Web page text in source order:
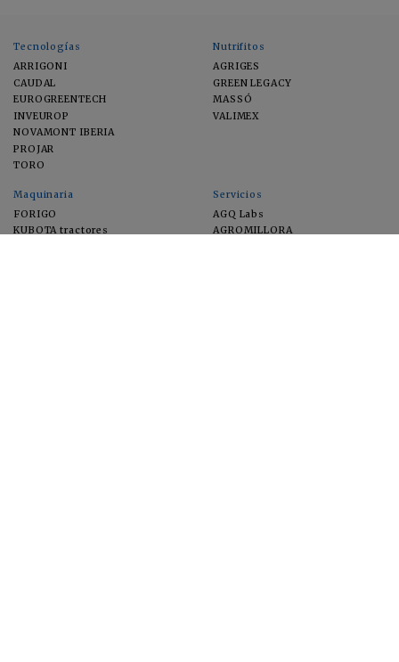
Tecnologías
ARRIGONI
CAUDAL
EUROGREENTECH
INVEUROP
NOVAMONT IBERIA
PROJAR
TORO
Nutrifitos
AGRIGES
GREEN LEGACY
MASSÓ
VALIMEX
Maquinaria
FORIGO
KUBOTA tractores
Servicios
AGQ Labs
AGROMILLORA